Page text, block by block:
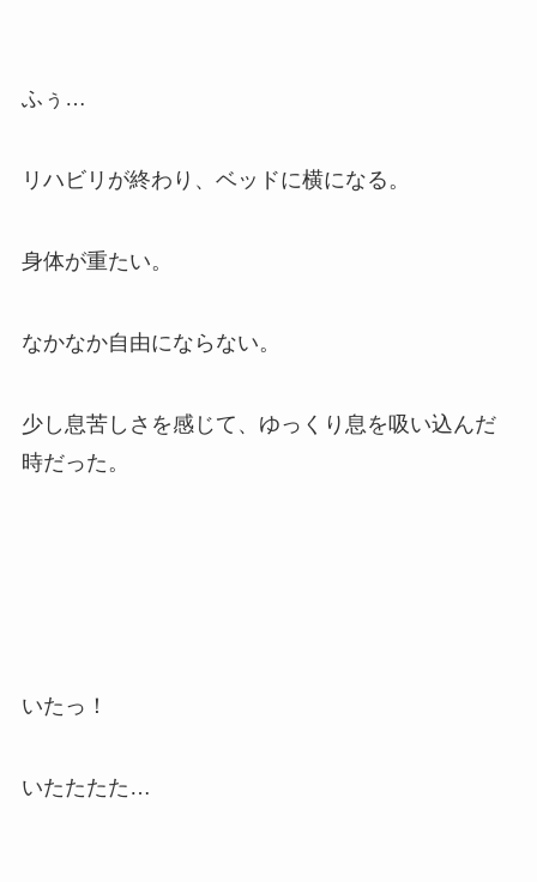
ふぅ…
リハビリが終わり、ベッドに横になる。
身体が重たい。
なかなか自由にならない。
少し息苦しさを感じて、ゆっくり息を吸い込んだ
時だった。
いたっ！
いたたたた…